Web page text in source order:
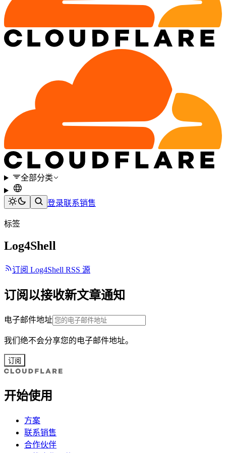
全部分类
登录联系销售
标签
Log4Shell
订阅 Log4Shell RSS 源
订阅以接收新文章通知
电子邮件地址
我们绝不会分享您的电子邮件地址。
订阅
开始使用
方案
联系销售
合作伙伴